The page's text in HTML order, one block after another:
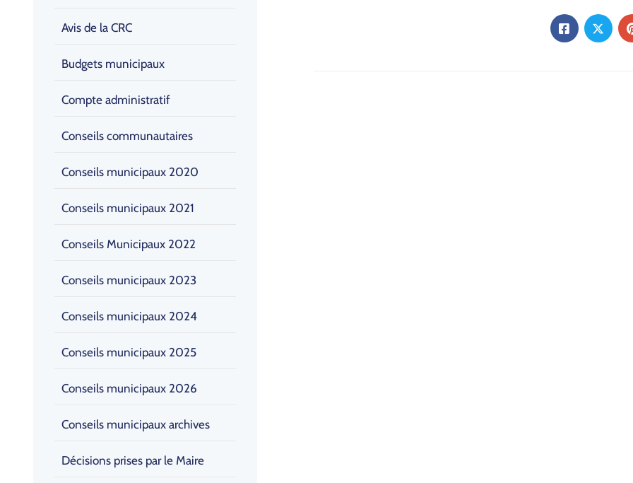
Avis de la CRC
Budgets municipaux
Compte administratif
Conseils communautaires
Conseils municipaux 2020
Conseils municipaux 2021
Conseils Municipaux 2022
Conseils municipaux 2023
Conseils municipaux 2024
Conseils municipaux 2025
Conseils municipaux 2026
Conseils municipaux archives
Décisions prises par le Maire